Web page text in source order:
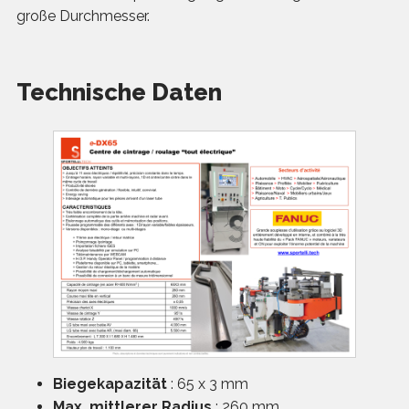
große Durchmesser.
Technische Daten
Biegekapazität: 65 x 3 mm